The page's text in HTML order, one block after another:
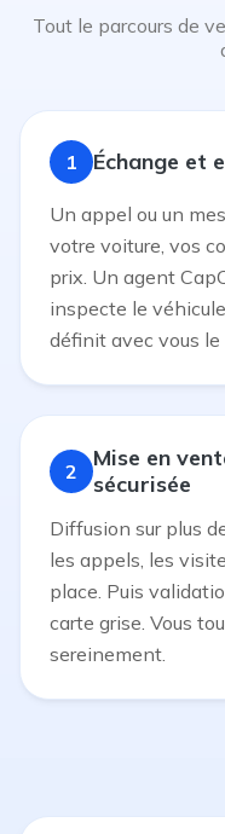
Tout le parcours de
1 Échange et
Un appel ou un
votre voiture, vos
prix. Un agent
inspecte le
définit avec vous le
2
Mise en
sécurisée
Diffusion sur plus
les appels, les
place. Puis
carte grise. Vous
sereinement.